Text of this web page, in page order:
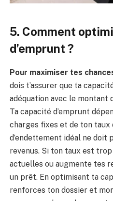
5. Comment
d’emprunt ?
Pour maximiser tes
dois t’assurer que ta
adéquation avec le montant
Ta capacité d’emprunt
charges fixes et de ton taux
d’endettement idéal ne doit
revenus. Si ton taux est
actuelles ou augmente tes
un prêt. En optimisant ta
renforces ton dossier et